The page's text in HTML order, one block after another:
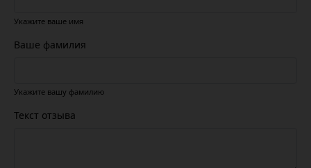
Укажите ваше имя
Ваше фамилия
Укажите вашу фамилию
Текст отзыва